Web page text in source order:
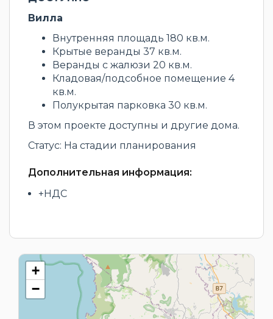
Вилла
Внутренняя площадь 180 кв.м.
Крытые веранды 37 кв.м.
Веранды с жалюзи 20 кв.м.
Кладовая/подсобное помещение 4
кв.м.
Полукрытая парковка 30 кв.м.
В этом проекте доступны и другие дома.
Статус: На стадии планирования
Дополнительная информация:
+НДС
+
−